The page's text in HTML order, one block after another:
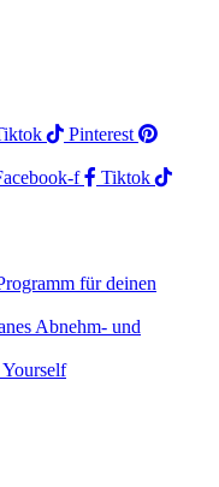
Pinterest
f
Tiktok
für deinen
Abnehm- und